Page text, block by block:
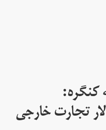
کنگره:
دلار تجارت خارجی